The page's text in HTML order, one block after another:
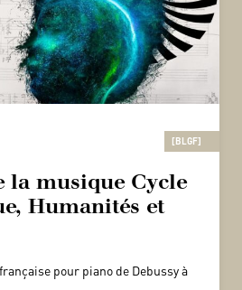
[BLGF]
la musique Cycle
Humanités et
pour piano de Debussy à